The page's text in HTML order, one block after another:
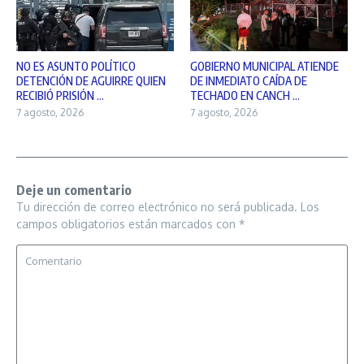
NO ES ASUNTO POLÍTICO
DETENCIÓN DE AGUIRRE QUIEN
RECIBIÓ PRISIÓN ...
7 agosto, 2026
GOBIERNO MUNICIPAL ATIENDE
DE INMEDIATO CAÍDA DE
TECHADO EN CANCH ...
7 agosto, 2026
Deje un comentario
Tu dirección de correo electrónico no será publicada. Los
campos obligatorios están marcados con *